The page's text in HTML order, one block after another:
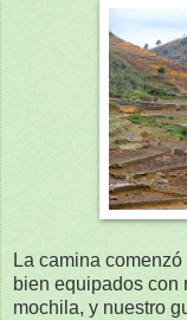
La camina
bien equipados con
mochila, y nuestro